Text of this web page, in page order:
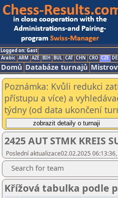
Logged on: Gast
Arabic ARM AZE BIH BUL CAT CHN CRO CZE
Domů Databáze turnajů
Poznámka: Kvůli redukci
přístupu a více) a
týdny (od data ukončení
2425 AUT STMK KREIS
Poslední aktualizace02.02.2025
Search for team
Křížová tabulka podle